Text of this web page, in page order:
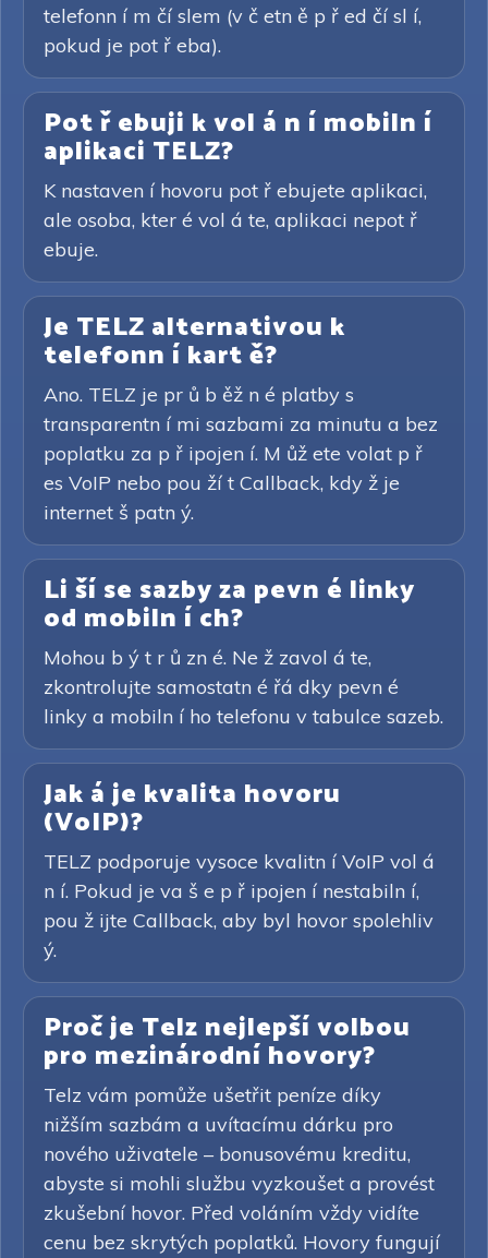
telefonn í m čí slem (v č etn ě p ř ed čí sl í,
pokud je pot ř eba).
Pot ř ebuji k vol á n í mobiln í
aplikaci TELZ?
K nastaven í hovoru pot ř ebujete aplikaci,
ale osoba, kter é vol á te, aplikaci nepot ř
ebuje.
Je TELZ alternativou k
telefonn í kart ě?
Ano. TELZ je pr ů b ěž n é platby s
transparentn í mi sazbami za minutu a bez
poplatku za p ř ipojen í. M ůž ete volat p ř
es VoIP nebo pou ží t Callback, kdy ž je
internet š patn ý.
Li ší se sazby za pevn é linky
od mobiln í ch?
Mohou b ý t r ů zn é. Ne ž zavol á te,
zkontrolujte samostatn é řá dky pevn é
linky a mobiln í ho telefonu v tabulce sazeb.
Jak á je kvalita hovoru
(VoIP)?
TELZ podporuje vysoce kvalitn í VoIP vol á
n í. Pokud je va š e p ř ipojen í nestabiln í,
pou ž ijte Callback, aby byl hovor spolehliv
ý.
Proč je Telz nejlepší volbou
pro mezinárodní hovory?
Telz vám pomůže ušetřit peníze díky
nižším sazbám a uvítacímu dárku pro
nového uživatele – bonusovému kreditu,
abyste si mohli službu vyzkoušet a provést
zkušební hovor. Před voláním vždy vidíte
cenu bez skrytých poplatků. Hovory fungují